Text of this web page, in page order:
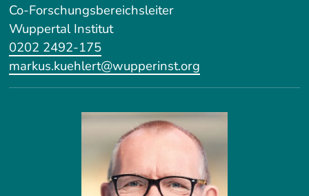
Co-Forschungsbereichsleiter
Wuppertal Institut
0202 2492-175
markus.kuehlert@wupperinst.org